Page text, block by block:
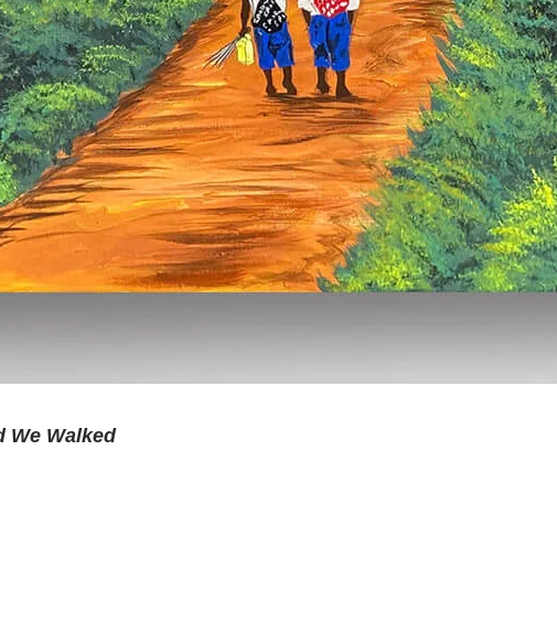
We Walked